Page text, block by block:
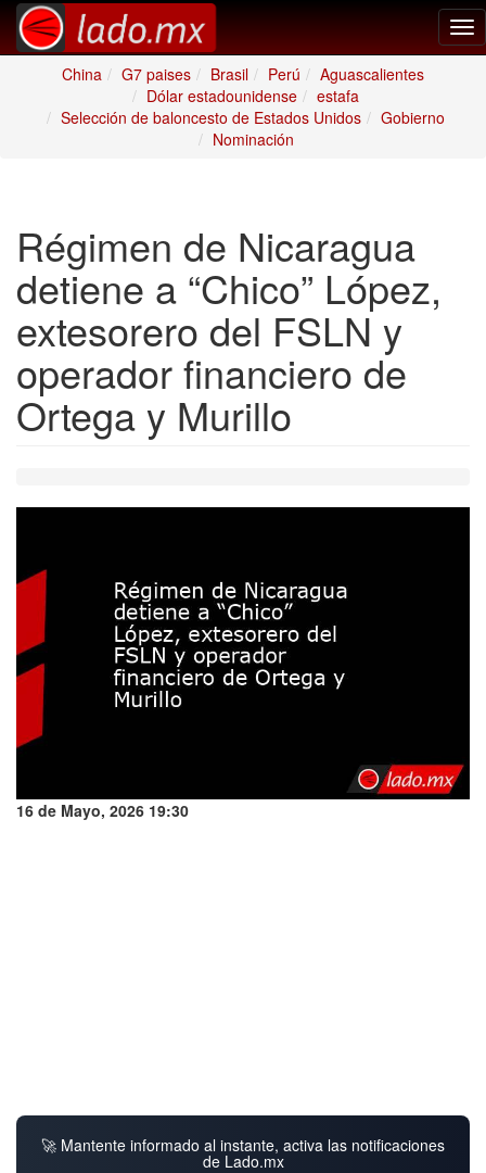
China
G7 paises Brasil Perú
Aguascalientes
Dólar estadounidense
estafa
Selección de baloncesto de Estados Unidos
Gobierno
Nominación
Régimen de Nicaragua
detiene a “Chico” López,
extesorero del FSLN y
operador financiero de
Ortega y Murillo
16 de Mayo, 2026 19:30
🚀 Mantente informado al instante, activa las notificaciones
de Lado.mx